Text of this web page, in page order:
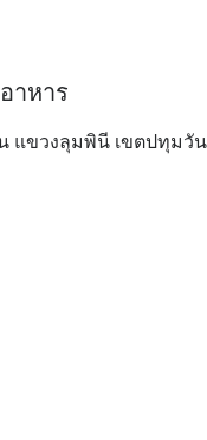
าหาร
แขวงลุมพินี เขตปทุมวัน